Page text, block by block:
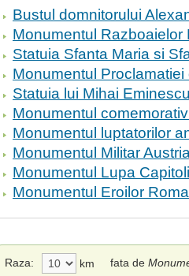
Bustul domnitorului
Monumentul Razboaielor
Statuia Sfanta Maria si
Monumentul
Statuia lui Mihai
Monumentul
Monumentul luptatorilor
Monumentul Militar
Monumentul Lupa
Monumentul Eroilor
Raza: km fata de